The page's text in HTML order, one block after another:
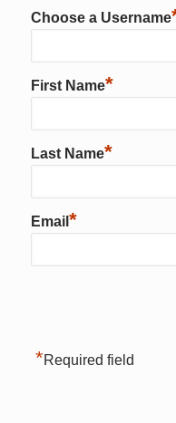
Choose a Username
First Name*
Last Name*
Email *
*Required field